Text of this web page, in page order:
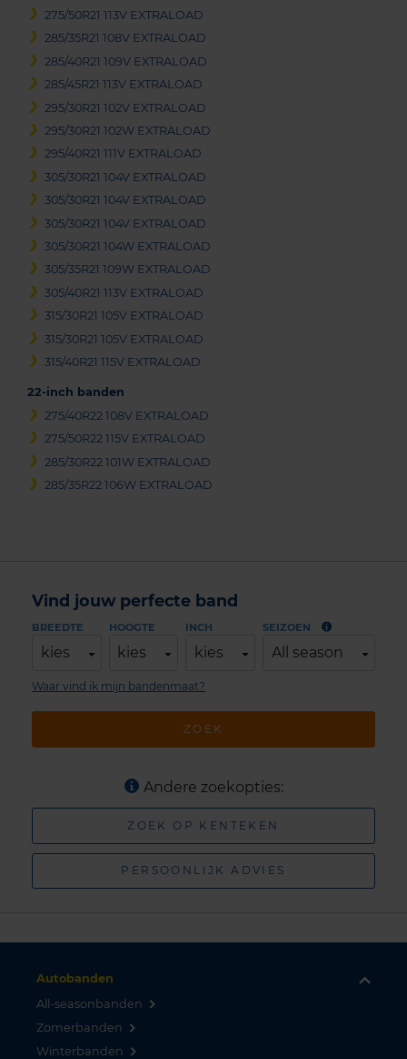
275/50R21 113V EXTRALOAD
285/35R21 108V EXTRALOAD
285/40R21 109V EXTRALOAD
285/45R21 113V EXTRALOAD
295/30R21 102V EXTRALOAD
295/30R21 102W EXTRALOAD
295/40R21 111V EXTRALOAD
305/30R21 104V EXTRALOAD
305/30R21 104V EXTRALOAD
305/30R21 104V EXTRALOAD
305/30R21 104W EXTRALOAD
305/35R21 109W EXTRALOAD
305/40R21 113V EXTRALOAD
315/30R21 105V EXTRALOAD
315/30R21 105V EXTRALOAD
315/40R21 115V EXTRALOAD
22-inch banden
275/40R22 108V EXTRALOAD
275/50R22 115V EXTRALOAD
285/30R22 101W EXTRALOAD
285/35R22 106W EXTRALOAD
Vind jouw perfecte band
BREEDTE
kies
HOOGTE
kies
INCH
kies
SEIZOEN
All season
ZOEK
Waar vind ik mijn bandenmaat?
Andere zoekopties:
ZOEK OP KENTEKEN
PERSOONLIJK ADVIES
Autobanden
All-seasonbanden
Zomerbanden
Winterbanden